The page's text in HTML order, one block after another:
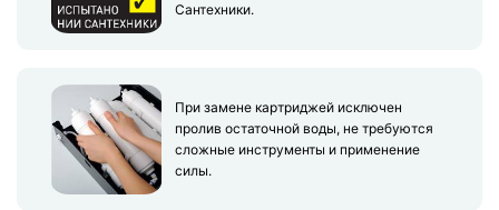
Сантехники.
При замене картриджей исключен
пролив остаточной воды, не требуются
сложные инструменты и применение
силы.